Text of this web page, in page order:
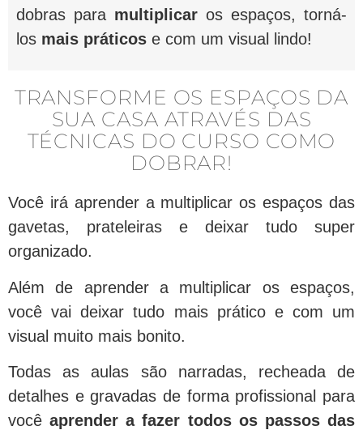
dobras para multiplicar os espaços, torná-
los mais práticos e com um visual lindo!
TRANSFORME OS ESPAÇOS DA
SUA CASA ATRAVÉS DAS
TÉCNICAS DO CURSO COMO
DOBRAR!
Você irá aprender a multiplicar os espaços das
gavetas, prateleiras e deixar tudo super
organizado.
Além de aprender a multiplicar os espaços,
você vai deixar tudo mais prático e com um
visual muito mais bonito.
Todas as aulas são narradas, recheada de
detalhes e gravadas de forma profissional para
vocêaprender a fazer todos os passos das